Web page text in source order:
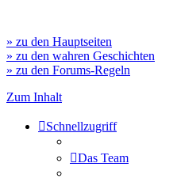
» zu den Hauptseiten
» zu den wahren Geschichten
» zu den Forums-Regeln
Zum Inhalt
Schnellzugriff
Das Team